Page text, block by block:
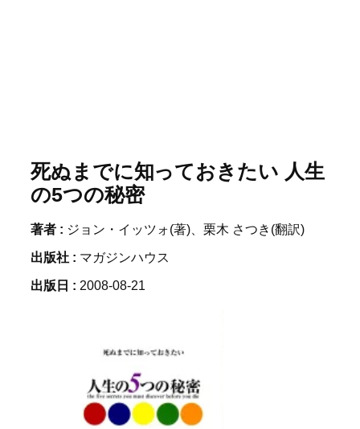
死ぬまでに知っておきたい 人生
の5つの秘密
著者 : ジョン・イッツォ(著)、栗木 さつき(翻訳)
出版社 : マガジンハウス
出版日 : 2008-08-21